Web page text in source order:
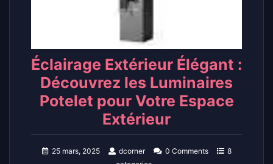
Éclairage Extérieur Élégant :
Découvrez les Luminaires
Potelet pour Votre Espace
Extérieur
25 mars, 2025 dcorner 0 Comments
8